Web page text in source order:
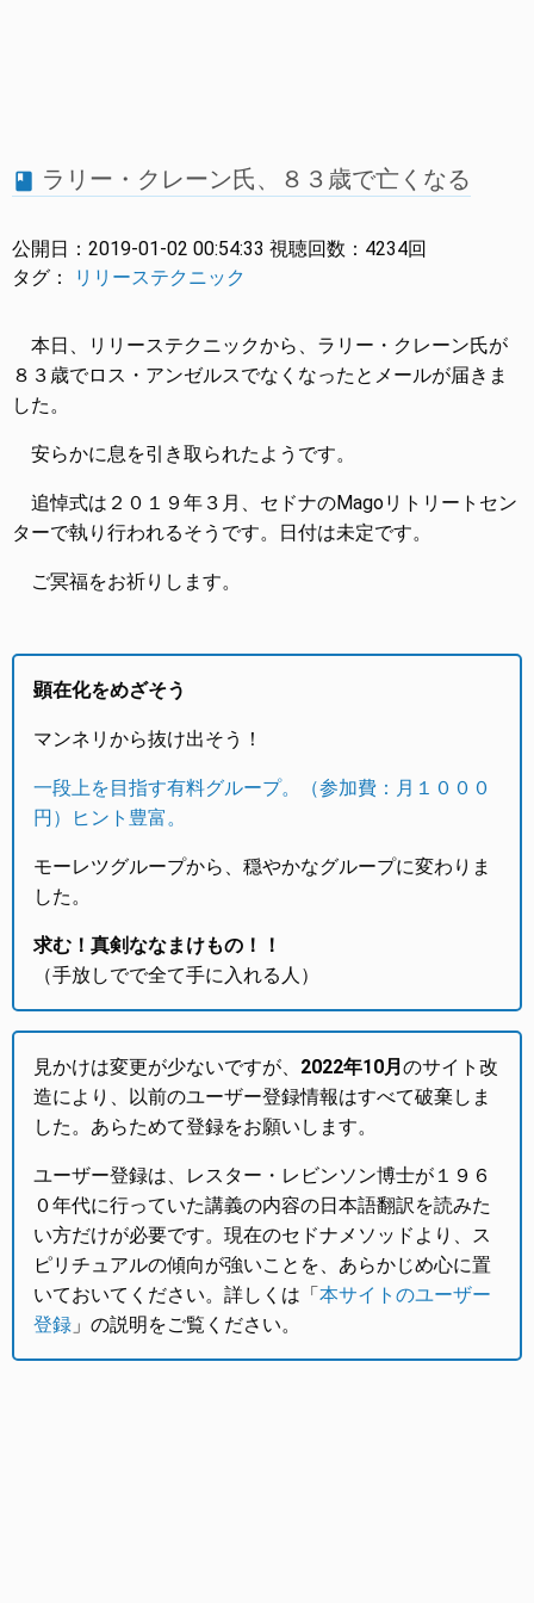
book ラリー・クレーン氏、８３歳で亡くなる
公開日： 2019-01-02 00:54:33 視聴回数： 4234回
タグ：
リリーステクニック
本日、リリーステクニックから、ラリー・クレーン氏が
８３歳でロス・アンゼルスでなくなったとメールが届きま
した。
安らかに息を引き取られたようです。
追悼式は２０１９年３月、セドナのMagoリトリートセン
ターで執り行われるそうです。日付は未定です。
ご冥福をお祈りします。
顕在化をめざそう
マンネリから抜け出そう！
一段上を目指す有料グループ。（参加費：月１０００
円）ヒント豊富。
モーレツグループから、穏やかなグループに変わりま
した。
求む！真剣ななまけもの！！
（手放しでで全て手に入れる人）
見かけは変更が少ないですが、 2022年10月 のサイト改
造により、以前のユーザー登録情報はすべて破棄しま
した。あらためて登録をお願いします。
ユーザー登録は、レスター・レビンソン博士が１９６
０年代に行っていた講義の内容の日本語翻訳を読みた
い方だけが必要です。現在のセドナメソッドより、ス
ピリチュアルの傾向が強いことを、あらかじめ心に置
いておいてください。詳しくは「本サイトのユーザー
登録 」の説明をご覧ください。